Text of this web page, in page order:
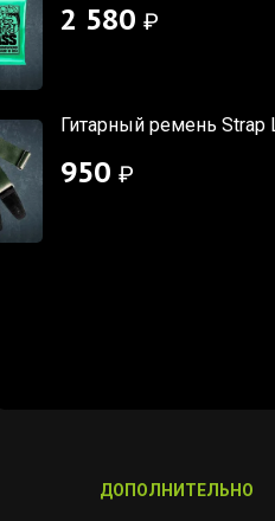
2 580 ₽
Гитарный ремень
950 ₽
ДОПОЛНИТЕЛЬНО